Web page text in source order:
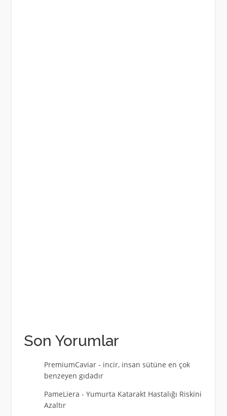
Son Yorumlar
PremiumCaviar- incir, insan sütüne en çok
benzeyen gıdadır
PameLiera - Yumurta Katarakt Hastalığı Riskini
Azaltır